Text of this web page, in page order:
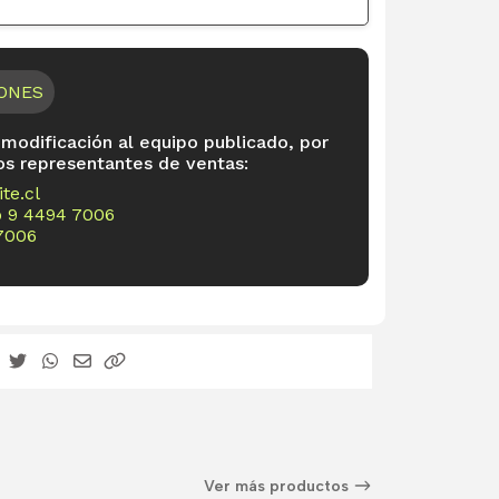
al equipo publicado, por
representantes de ventas:
9 4494 7006
Ver más productos